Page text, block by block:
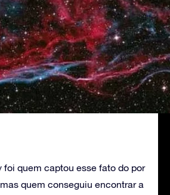
foi quem captou esse fato do por
quem conseguiu encontrar a